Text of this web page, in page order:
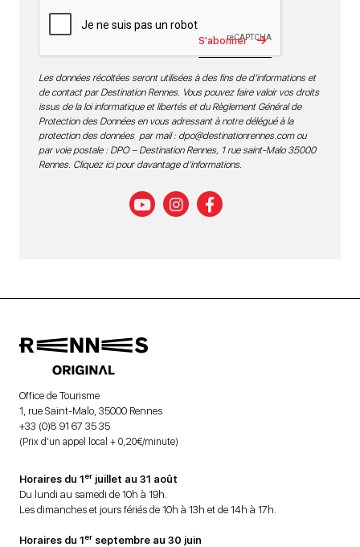
S'abonner
Les données récoltées seront utilisées à des fins de d’informations et
de contact par Destination Rennes. Vous pouvez faire valoir vos droits
issus de la loi informatique et libertés et du Règlement Général de
Protection des Données en vous adressant à notre délégué à la
protection des données par mail : dpo@destinationrennes.comou
par voie postale : DPO – Destination Rennes, 1 rue saint-Malo 35000
Rennes. Cliquez ici pour davantage d’informations.
Office de Tourisme
1, rue Saint-Malo, 35000 Rennes
+33 (0)8 91 67 35 35
(Prix d’un appel local + 0,20€/minute)
Horaires du 1er juillet au 31 août
Du lundi au samedi de 10h à 19h.
Les dimanches et jours fériés de 10h à 13h et de 14h à 17h.
Horaires du 1er septembre au 30 juin